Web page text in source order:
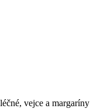
vejce a margaríny